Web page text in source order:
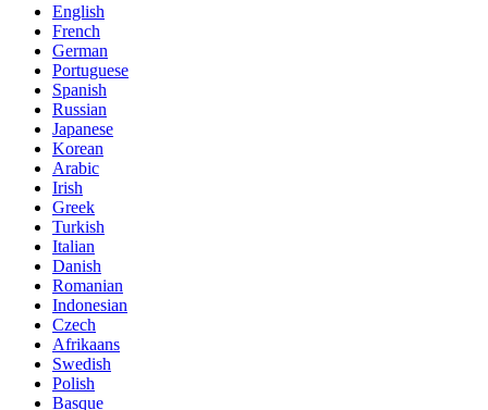
English
French
German
Portuguese
Spanish
Russian
Japanese
Korean
Arabic
Irish
Greek
Turkish
Italian
Danish
Romanian
Indonesian
Czech
Afrikaans
Swedish
Polish
Basque